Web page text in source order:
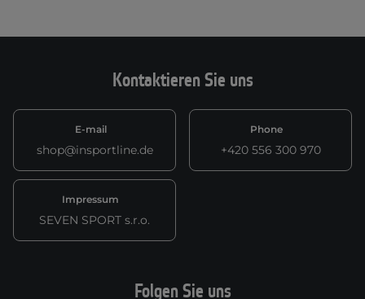
Kontaktieren Sie uns
E-mail
shop@insportline.de
Phone
+420 556 300 970
Impressum
SEVEN SPORT s.r.o.
Folgen Sie uns